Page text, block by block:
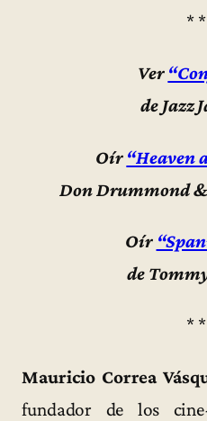
*
Ver
de Jazz
Oír “Heaven
Don Drummond
Oír
de
*
Mauricio Correa
fundador de los